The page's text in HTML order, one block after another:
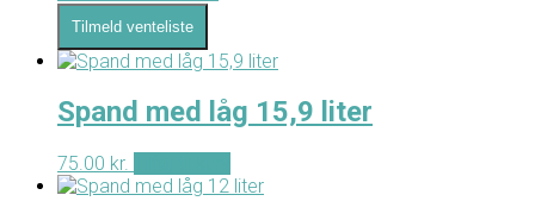
Tilmeld venteliste
Spand med låg 15,9 liter
75.00 kr.